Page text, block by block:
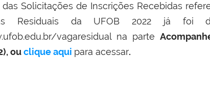
das Solicitações de Inscrições Recebidas
Residuais da UFOB 2022 já foi
vagaresidual na parte
ouclique aqui para acessar.